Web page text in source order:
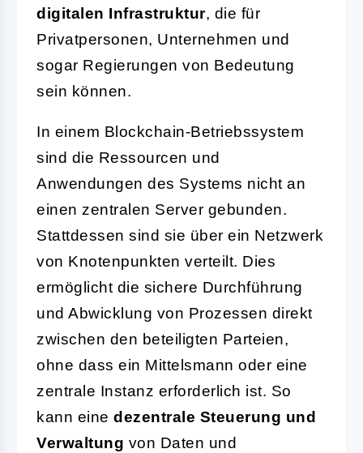
digitalen Infrastruktur, die für
Privatpersonen, Unternehmen und
sogar Regierungen von Bedeutung
sein können.
In einem Blockchain-Betriebssystem
sind die Ressourcen und
Anwendungen des Systems nicht an
einen zentralen Server gebunden.
Stattdessen sind sie über ein Netzwerk
von Knotenpunkten verteilt. Dies
ermöglicht die sichere Durchführung
und Abwicklung von Prozessen direkt
zwischen den beteiligten Parteien,
ohne dass ein Mittelsmann oder eine
zentrale Instanz erforderlich ist. So
kann eine dezentrale Steuerung und
Verwaltung von Daten und